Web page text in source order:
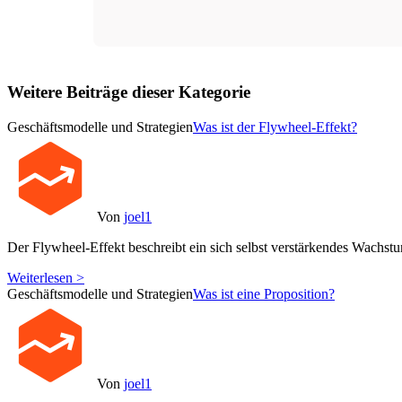
Weitere Beiträge dieser Kategorie
Geschäftsmodelle und StrategienWas ist der Flywheel-Effekt?
Von joel1
Der Flywheel-Effekt beschreibt ein sich selbst verstärkendes
Weiterlesen >
Geschäftsmodelle und StrategienWas ist eine Proposition?
Von joel1